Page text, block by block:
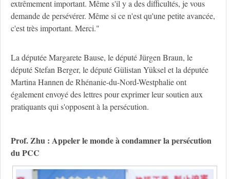
extrêmement important. Même s'il y a des difficultés, je vous
demande de persévérer. Même si ce n'est qu'une petite avancée,
c'est très important. Merci."
La députée Margarete Bause, le député Jürgen Braun, le
député Stefan Berger, le député Gülistan Yüksel et la députée
Martina Hannen de Rhénanie-du-Nord-Westphalie ont
également envoyé des lettres pour exprimer leur soutien aux
pratiquants qui s'opposent à la persécution.
Prof. Zhu : Appeler le monde à condamner la persécution
du PCC